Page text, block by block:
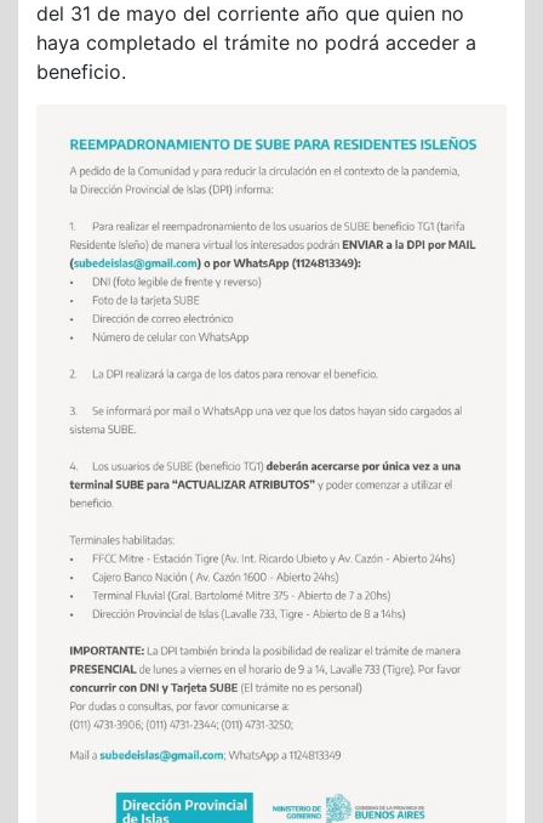
del 31 de mayo del corriente año que quien no
haya completado el trámite no podrá acceder a
beneficio.